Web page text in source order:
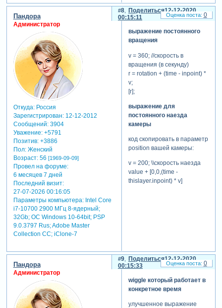
ссылкиили
зарегистрируйтесь.
текст:
для просмотра
скрытого текста
чтобы увидеть
ссылки или
зарегистрируйтесь
теги: выражения в adobe
after effects,урок adobe after
effects,скрипты
Поделиться
8
12-12-2020
00:15:11
Пандора
Администратор
Откуда:Россия
Зарегистрирован: 12-12-2012
Сообщений:3904
Уважение: +5791
Позитив: +3886
Пол:Женский
Возраст:56 [1969-09-09]
Провел на форуме:
6 месяцев 7 дней
Последний визит:
27-07-2026 00:16:05
Параметры компьютера:Intel Core
i7-10700 2900 МГц 8-ядерный;
32Gb; ОС Windows 10-64bit; PSP
9.0.3797 Rus; Adobe Master
Collection СС; iClone-7
выражение постоянного
вращения
v = 360; //скoрость в
вращения (в секунду)
r = rotation + (time - inpoint) *
v;
[r];
выражение для
постоянного наезда
камеры
код скопировать в параметр
position вашей камеры:
v = 200; \\скорость наезда
value + [0,0,(time -
thislayer.inpoint) * v]
0
Поделиться
9
12-12-2020
00:15:33
Пандора
Администратор
wiggle который работает в
конкретное время
улучшенное выражение
0